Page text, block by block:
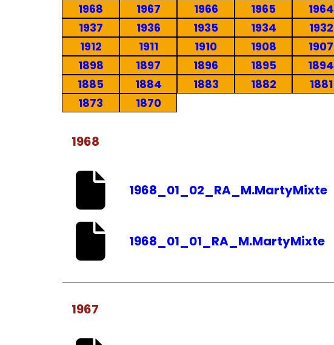
1968 1967 1966 1965 1964
1937
1936 1935 1934 1932
1912
1911 1910 1908 1907
1898
1897 1896 1895 1894
1885
1884 1883 1882 1881
1873
1870
1968
1968_01_02_RA_M.MartyMixte
1968_01_01_RA_M.MartyMixte
1967